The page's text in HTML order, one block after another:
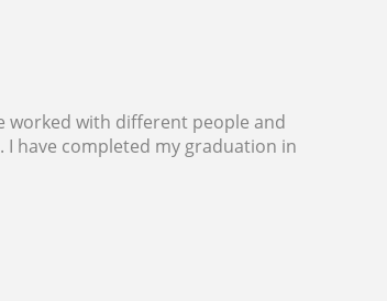
worked with different people and
have completed my graduation in